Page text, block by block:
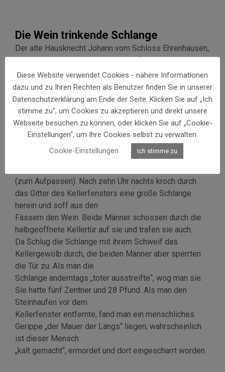
Die Wein trinkende Schlange
Der alte Hausknecht Johann vom Schloss Ehrenhausen,
erzählte, dass zu seiner Zeit
(um 1800) auf den Fässern im Herrschaftskeller zu
Ehrenhausen vom besten Wein immer die Steine, womit
man das Beiloch
verlegte, weggeschoben wurden und alles herum mit
Wein „derpritschelt“ war.
Weil man Diebe vermutete, stellten sich der
Hausknecht und der Jägerbursche auf der Vorstiege
(zum Aufpassen). Nach zehn Uhr nachts kroch durch
das Gitter des Kellerfensters eine große Schlange
herein und soff aus den
Fässern den Wein. Beide Männer schossen durch die
halbgeöffnete Kellertür auf sie und trafen sie auch.
Da Schlug die Schlange mit ihrem Schweif das
Kellergewölb durch, die beiden Männer aber sperrten
die Tür zu. Als man die
Schlange anderntags „toter ausstreifte“, wog man sie.
Sie hatte fünf Zentner und 28 Pfund. Als man den
Steinhaufen vor dem
Kellerfenster entfernte, fand man ein menschliches
Gerippe „der Mauer der Längs“ liegen; wahrscheinlich
ist dieser Mensch
„kalt gemacht“, ermordet und dort eingescharrt worden.
Diese Website verwendet Cookies - nähere Informationen
dazu und zu Ihren Rechten als Benutzer finden Sie in unserer
Datenschutzerklärung am Ende der Seite. Klicken Sie auf „Ich
stimme zu“, um Cookies zu akzeptieren und direkt unsere
Webseite besuchen zu können, oder klicken Sie auf „Cookie-
Einstellungen“, um Ihre Cookies selbst zu verwalten.
Cookie-Einstellungen
Ich stimme zu